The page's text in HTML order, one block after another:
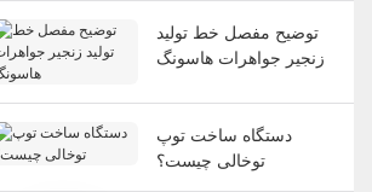
توضیح مفصل خط تولید
زنجیر جواهرات هاسونگ
دستگاه ساخت توپ
توخالی چیست؟